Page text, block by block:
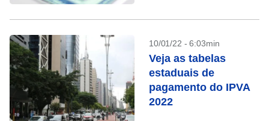
10/01/22 - 6:03min
Veja as tabelas
estaduais de
pagamento do IPVA
2022